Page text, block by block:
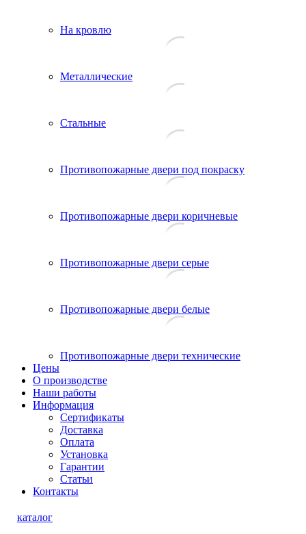
На кровлю
Металлические
Стальные
Противопожарные двери под покраску
Противопожарные двери коричневые
Противопожарные двери серые
Противопожарные двери белые
Противопожарные двери технические
Цены
О производстве
Наши работы
Информация
Сертификаты
Доставка
Оплата
Установка
Гарантии
Статьи
Контакты
каталог